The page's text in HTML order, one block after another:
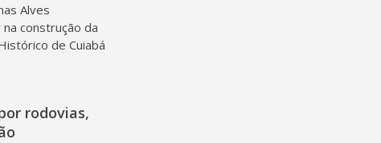
Alves
construção da
de Cuiabá
rodovias,